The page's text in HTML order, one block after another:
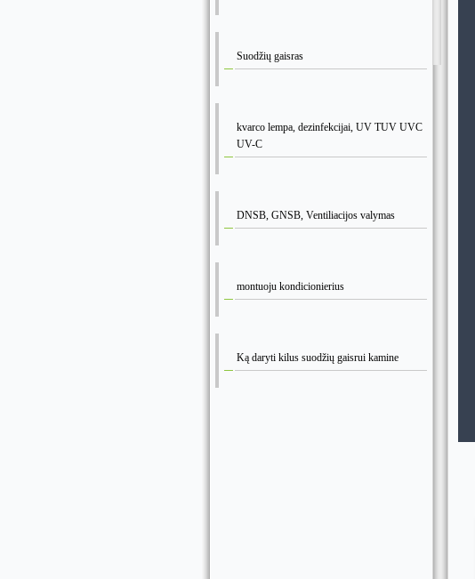
Suodžių gaisras
kvarco lempa, dezinfekcijai, UV TUV UVC
UV-C
DNSB, GNSB, Ventiliacijos valymas
montuoju kondicionierius
Ką daryti kilus suodžių gaisrui kamine